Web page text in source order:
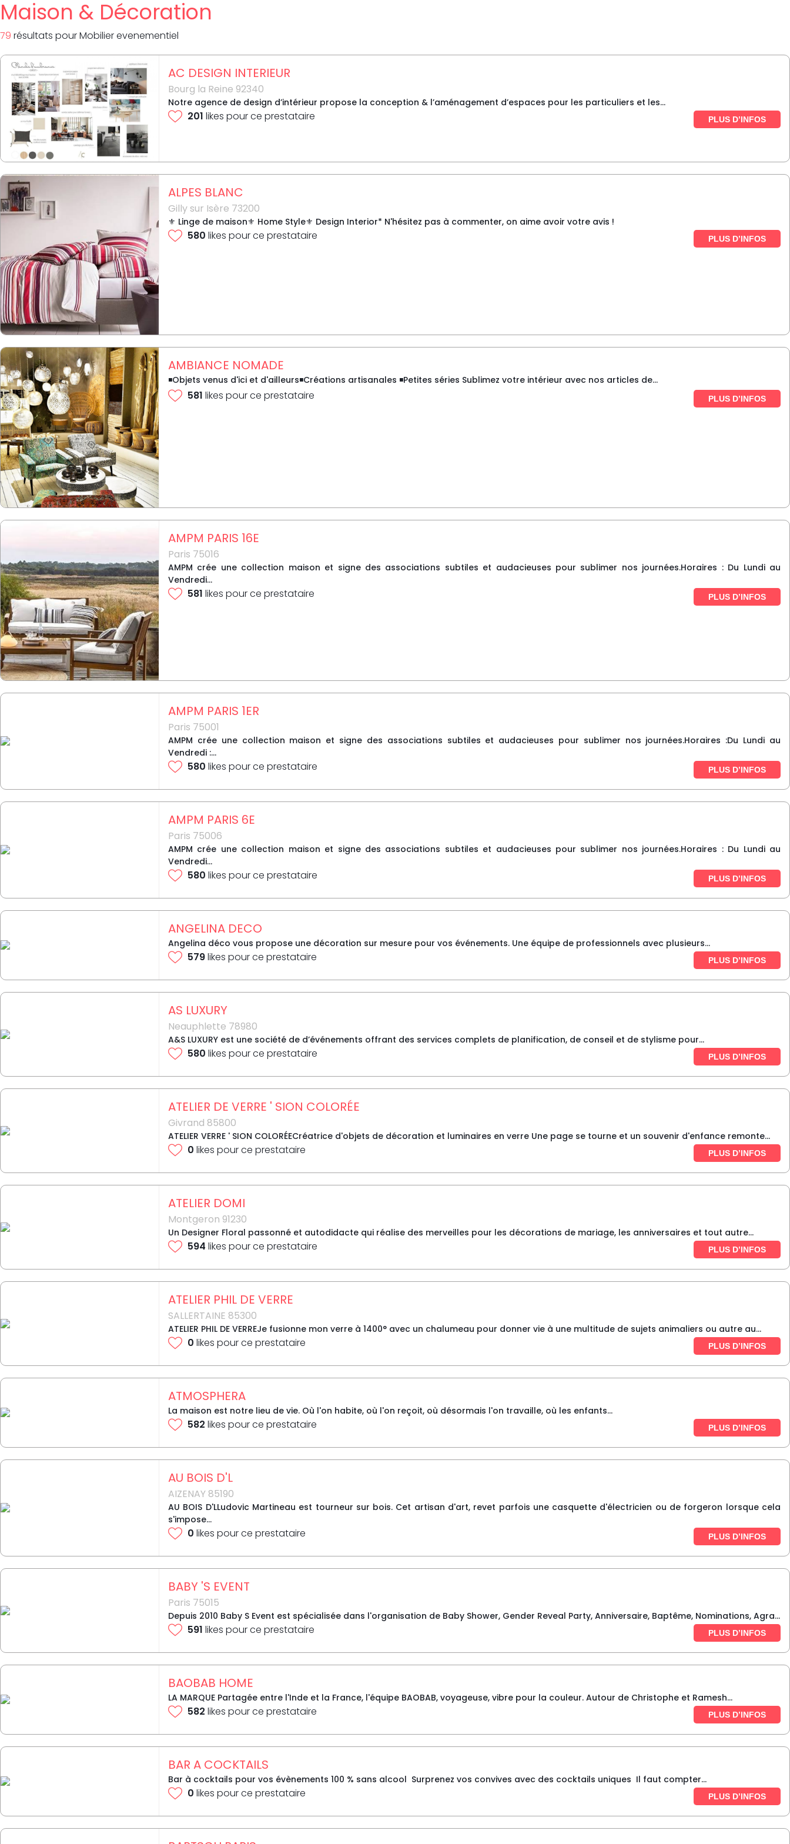
Maison & Décoration
79 résultats pourMobilier evenementiel
AC DESIGN INTERIEUR
Bourg la Reine 92340
Notre agence de design d’intérieur propose la conception & l’aménagement d’espaces pour les particuliers et les...
201 likes pour ce prestataire PLUS D’INFOS
ALPES BLANC
Gilly sur Isère 73200
⚜ Linge de maison⚜ Home Style⚜ Design Interior* N'hésitez pas à commenter, on aime avoir votre avis !
580 likes pour ce prestataire PLUS D’INFOS
AMBIANCE NOMADE
◾Objets venus d'ici et d'ailleurs◾Créations artisanales ◾Petites séries Sublimez votre intérieur avec nos articles de...
581 likes pour ce prestataire PLUS D’INFOS
AMPM PARIS 16E
Paris 75016
AMPM crée une collection maison et signe des associations subtiles et audacieuses pour sublimer nos journées.Horaires : Du Lundi au
Vendredi...
581 likes pour ce prestataire PLUS D’INFOS
AMPM PARIS 1ER
Paris 75001
AMPM crée une collection maison et signe des associations subtiles et audacieuses pour sublimer nos journées.Horaires :Du Lundi au
Vendredi :...
580 likes pour ce prestataire PLUS D’INFOS
AMPM PARIS 6E
Paris 75006
AMPM crée une collection maison et signe des associations subtiles et audacieuses pour sublimer nos journées.Horaires : Du Lundi au
Vendredi...
580 likes pour ce prestataire PLUS D’INFOS
ANGELINA DECO
Angelina déco vous propose une décoration sur mesure pour vos événements. Une équipe de professionnels avec plusieurs...
579likes pour ce prestataire PLUS D’INFOS
AS LUXURY
Neauphlette 78980
A&S LUXURY est une société de d’événements offrant des services complets de planification, de conseil et de stylisme pour...
580 likes pour ce prestataire PLUS D’INFOS
ATELIER DE VERRE ' SION COLORÉE
Givrand 85800
ATELIER VERRE ' SION COLORÉECréatrice d'objets de décoration et luminaires en verre Une page se tourne et un souvenir d'enfance remonte...
0 likes pour ce prestataire PLUS D’INFOS
ATELIER DOMI
Montgeron 91230
Un Designer Floral passonné et autodidacte qui réalise des merveilles pour les décorations de mariage, les anniversaires et tout autre...
594 likes pour ce prestataire PLUS D’INFOS
ATELIER PHIL DE VERRE
SALLERTAINE 85300
ATELIER PHIL DE VERREJe fusionne mon verre à 1400° avec un chalumeau pour donner vie à une multitude de sujets animaliers ou autre au...
0 likes pour ce prestataire PLUS D’INFOS
ATMOSPHERA
La maison est notre lieu de vie. Où l'on habite, où l'on reçoit, où désormais l'on travaille, où les enfants...
582 likes pour ce prestataire PLUS D’INFOS
AU BOIS D'L
AIZENAY 85190
AU BOIS D'LLudovic Martineau est tourneur sur bois. Cet artisan d'art, revet parfois une casquette d'électricien ou de forgeron lorsque cela
s'impose...
0 likes pour ce prestataire PLUS D’INFOS
BABY 'S EVENT
Paris 75015
Depuis 2010 Baby S Event est spécialisée dans l'organisation de Baby Shower, Gender Reveal Party, Anniversaire, Baptême, Nominations, Agra...
591 likes pour ce prestataire PLUS D’INFOS
BAOBAB HOME
LA MARQUE Partagée entre l'Inde et la France, l'équipe BAOBAB, voyageuse, vibre pour la couleur. Autour de Christophe et Ramesh...
582 likes pour ce prestataire PLUS D’INFOS
BAR A COCKTAILS
Bar à cocktails pour vos évènements 100 % sans alcool Surprenez vos convives avec des cocktails uniques Il faut compter...
0 likes pour ce prestataire PLUS D’INFOS